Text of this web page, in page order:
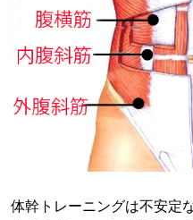
体幹トレーニングは不安定